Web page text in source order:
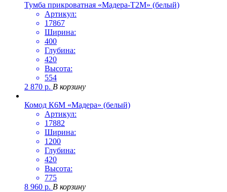
Тумба прикроватная «Мадера-Т2М» (белый)
Артикул:
17867
Ширина:
400
Глубина:
420
Высота:
554
2 870 р. В корзину
Комод К6М «Мадера» (белый)
Артикул:
17882
Ширина:
1200
Глубина:
420
Высота:
775
8 960 р. В корзину